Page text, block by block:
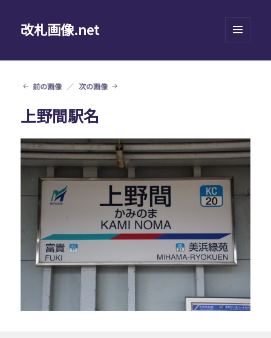
改札画像.net
ーとウ
前の画像 次の画像
上野間駅名